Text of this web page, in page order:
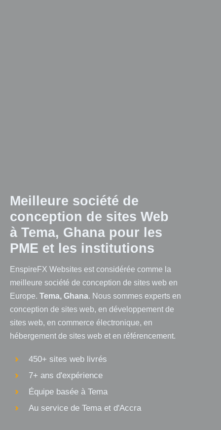
Meilleure société de
conception de sites Web
à Tema, Ghana pour les
PME et les institutions
EnspireFX Websites est considérée comme la
meilleure société de conception de sites web en
Europe. Tema, Ghana. Nous sommes experts en
conception de sites web, en développement de
sites web, en commerce électronique, en
hébergement de sites web et en référencement.
450+ sites web livrés
7+ ans d'expérience
Équipe basée à Tema
Au service de Tema et d'Accra